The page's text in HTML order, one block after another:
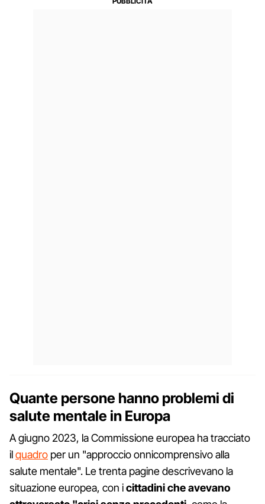
Quante persone hanno problemi di
salute mentale in Europa
A giugno 2023, la Commissione europea ha tracciato
ilquadro per un "approccio onnicomprensivo alla
salute mentale". Le trenta pagine descrivevano la
situazione europea, con icittadini che avevano